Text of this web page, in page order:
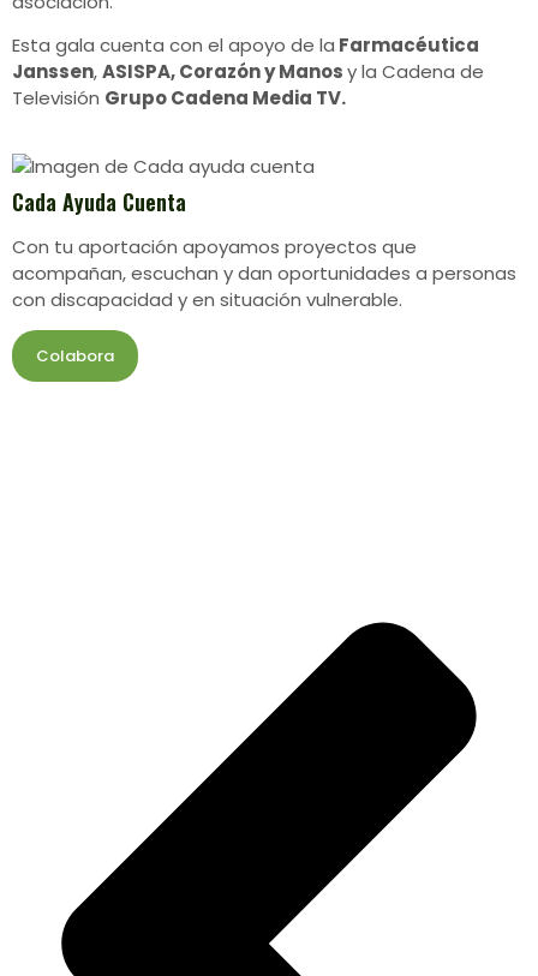
Esta gala cuenta con el apoyo de la Farmacéutica
Janssen,ASISPA, Corazón y Manosy la Cadena de
Televisión Grupo Cadena Media TV.
Cada Ayuda Cuenta
Con tu aportación apoyamos proyectos que
acompañan, escuchan y dan oportunidades a personas
con discapacidad y en situación vulnerable.
Colabora